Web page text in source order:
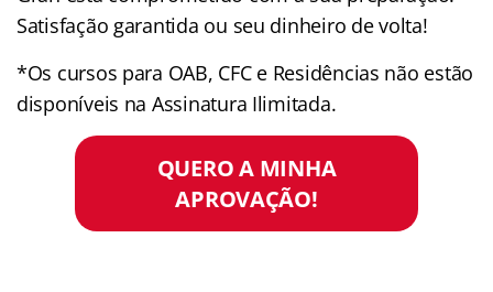
Satisfação garantida ou seu dinheiro de volta!
*Os cursos para OAB, CFC e Residências não estão
disponíveis na Assinatura Ilimitada.
QUERO A MINHA
APROVAÇÃO!